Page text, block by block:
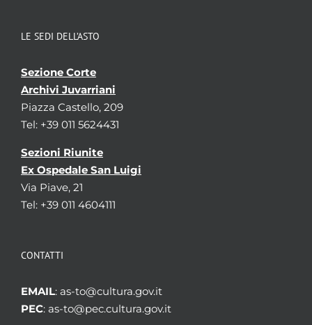
LE SEDI DELL’ASTO
Sezione Corte
Archivi Juvarriani
Piazza Castello, 209
Tel: +39 011 5624431
Sezioni Riunite
Ex Ospedale San Luigi
Via Piave, 21
Tel: +39 011 4604111
CONTATTI
EMAIL: as-to@cultura.gov.it
PEC: as-to@pec.cultura.gov.it